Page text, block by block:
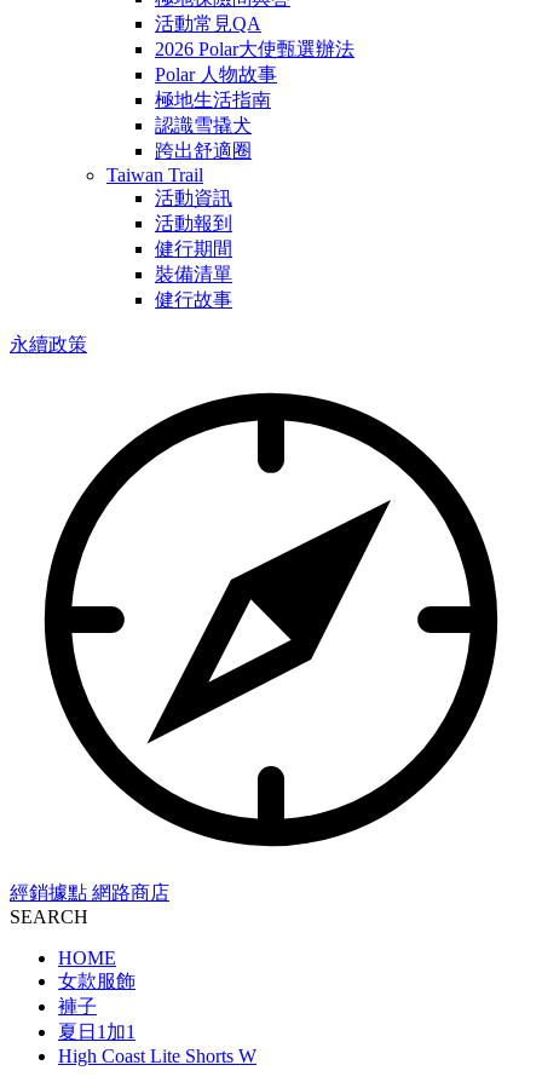
活動常見QA
2026 Polar大使甄選辦法
Polar 人物故事
極地生活指南
認識雪撬犬
跨出舒適圈
Taiwan Trail
活動資訊
活動報到
健行期間
裝備清單
健行故事
永續政策
經銷據點 網路商店
SEARCH
HOME
女款服飾
褲子
夏日1加1
High Coast Lite Shorts W